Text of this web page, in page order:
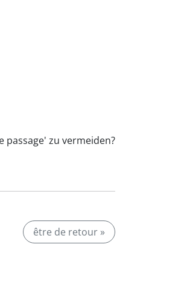
passage' zu vermeiden?
être de retour »